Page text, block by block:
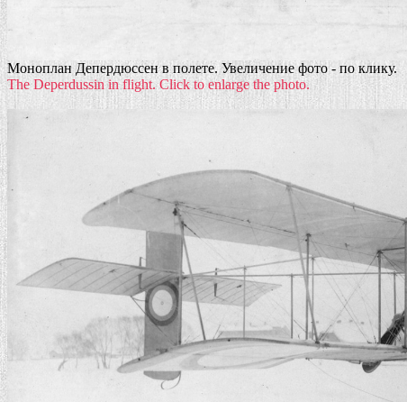
Моноплан Депердюссен в полете. Увеличение фото - по клику.
The Deperdussin in flight. Click to enlarge the photo.